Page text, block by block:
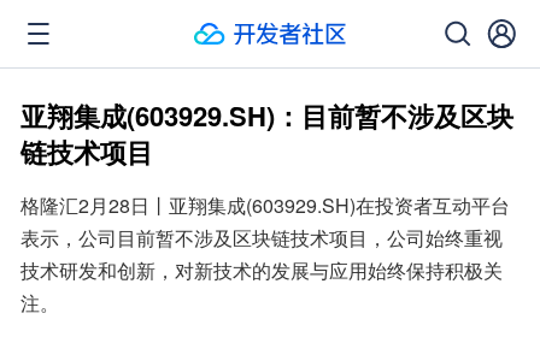
亚翔集成(603929.SH)：目前暂不涉及区块
链技术项目
格隆汇2月28日丨亚翔集成(603929.SH)在投资者互动平台
表示，公司目前暂不涉及区块链技术项目，公司始终重视
技术研发和创新，对新技术的发展与应用始终保持积极关
注。